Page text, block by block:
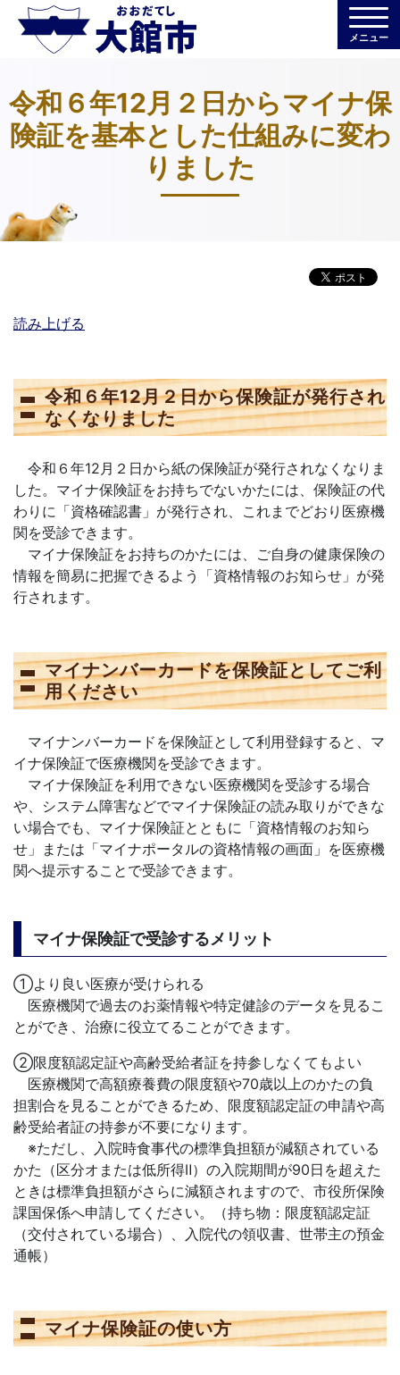
メニュー
令和６年12月２日からマイナ保
険証を基本とした仕組みに変わ
りました
読み上げる
令和６年12月２日から保険証が発行され
なくなりました
令和６年12月２日から紙の保険証が発行されなくなりま
した。マイナ保険証をお持ちでないかたには、保険証の代
わりに「資格確認書」が発行され、これまでどおり医療機
関を受診できます。
マイナ保険証をお持ちのかたには、ご自身の健康保険の
情報を簡易に把握できるよう「資格情報のお知らせ」が発
行されます。
マイナンバーカードを保険証としてご利
用ください
マイナンバーカードを保険証として利用登録すると、マ
イナ保険証で医療機関を受診できます。
マイナ保険証を利用できない医療機関を受診する場合
や、システム障害などでマイナ保険証の読み取りができな
い場合でも、マイナ保険証とともに「資格情報のお知ら
せ」または「マイナポータルの資格情報の画面」を医療機
関へ提示することで受診できます。
マイナ保険証で受診するメリット
①より良い医療が受けられる
医療機関で過去のお薬情報や特定健診のデータを見るこ
とができ、治療に役立てることができます。
②限度額認定証や高齢受給者証を持参しなくてもよい
医療機関で高額療養費の限度額や70歳以上のかたの負
担割合を見ることができるため、限度額認定証の申請や高
齢受給者証の持参が不要になります。
※ただし、入院時食事代の標準負担額が減額されている
かた（区分オまたは低所得Ⅱ）の入院期間が90日を超えた
ときは標準負担額がさらに減額されますので、市役所保険
課国保係へ申請してください。（持ち物：限度額認定証
（交付されている場合）、入院代の領収書、世帯主の預金
通帳）
マイナ保険証の使い方